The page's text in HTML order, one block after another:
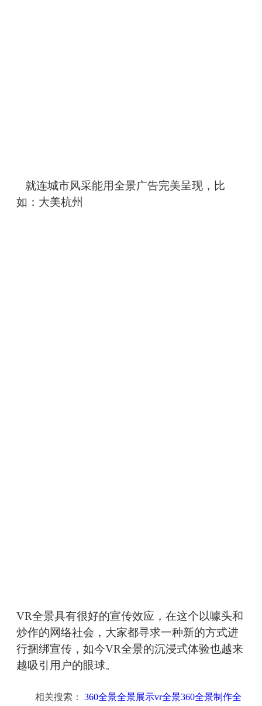
就连城市风采能用全景广告完美呈现，比
如：大美杭州
VR全景具有很好的宣传效应，在这个以噱头和
炒作的网络社会，大家都寻求一种新的方式进
行捆绑宣传，如今VR全景的沉浸式体验也越来
越吸引用户的眼球。
相关搜索： 360全景全景展示vr全景360全景制作全